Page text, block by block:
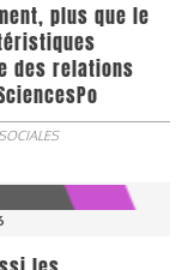
plus que le
des relations